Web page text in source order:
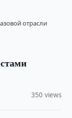
отрасли
350 views